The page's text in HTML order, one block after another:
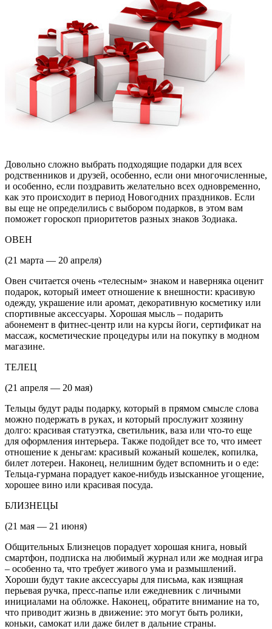
Довольно сложно выбрать подходящие подарки для всех
родственников и друзей, особенно, если они многочисленные,
и особенно, если поздравить желательно всех одновременно,
как это происходит в период Новогодних праздников. Если
вы еще не определились с выбором подарков, в этом вам
поможет гороскоп приоритетов разных знаков Зодиака.
ОВЕН
(21 марта — 20 апреля)
Овен считается очень «телесным» знаком и наверняка оценит
подарок, который имеет отношение к внешности: красивую
одежду, украшение или аромат, декоративную косметику или
спортивные аксессуары. Хорошая мысль – подарить
абонемент в фитнес-центр или на курсы йоги, сертификат на
массаж, косметические процедуры или на покупку в модном
магазине.
ТЕЛЕЦ
(21 апреля — 20 мая)
Тельцы будут рады подарку, который в прямом смысле слова
можно подержать в руках, и который прослужит хозяину
долго: красивая статуэтка, светильник, ваза или что-то еще
для оформления интерьера. Также подойдет все то, что имеет
отношение к деньгам: красивый кожаный кошелек, копилка,
билет лотереи. Наконец, нелишним будет вспомнить и о еде:
Тельца-гурмана порадует какое-нибудь изысканное угощение,
хорошее вино или красивая посуда.
БЛИЗНЕЦЫ
(21 мая — 21 июня)
Общительных Близнецов порадует хорошая книга, новый
смартфон, подписка на любимый журнал или же модная игра
– особенно та, что требует живого ума и размышлений.
Хороши будут такие аксессуары для письма, как изящная
перьевая ручка, пресс-папье или ежедневник с личными
инициалами на обложке. Наконец, обратите внимание на то,
что приводит жизнь в движение: это могут быть ролики,
коньки, самокат или даже билет в дальние страны.